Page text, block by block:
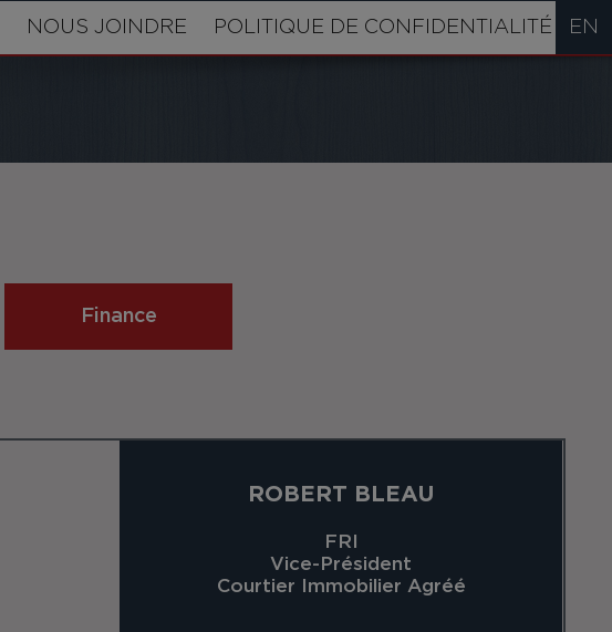
NOUS JOINDRE POLITIQUE DE CONFIDENTIALITÉ EN
Finance
ROBERT BLEAU
FRI
Vice-Président
Courtier Immobilier Agréé